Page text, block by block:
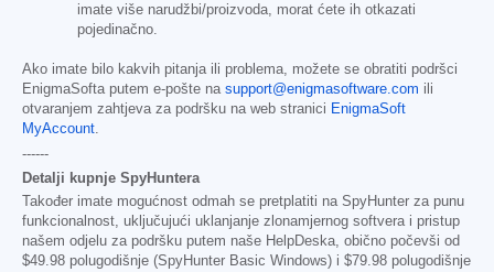
imate više narudžbi/proizvoda, morat ćete ih otkazati
pojedinačno.
Ako imate bilo kakvih pitanja ili problema, možete se obratiti podršci
EnigmaSofta putem e-pošte na support@enigmasoftware.com ili
otvaranjem zahtjeva za podršku na web stranici EnigmaSoft
MyAccount.
------
Detalji kupnje SpyHuntera
Također imate mogućnost odmah se pretplatiti na SpyHunter za punu
funkcionalnost, uključujući uklanjanje zlonamjernog softvera i pristup
našem odjelu za podršku putem naše HelpDeska, obično počevši od
$49.98 polugodišnje (SpyHunter Basic Windows) i $79.98 polugodišnje